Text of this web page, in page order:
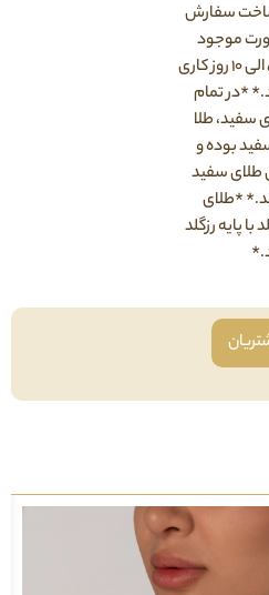
سفارش
موجود
نبودن ۵ الی ۱۰ روز کاری
*در تمام
سفید، طلا
بوده و
طلای سفید
*طلای
با پایه رزگلد